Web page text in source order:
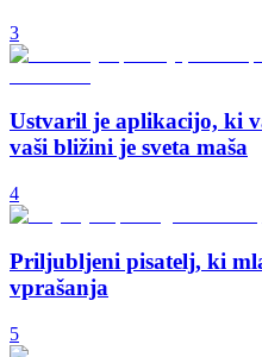
3
Ustvaril je aplikacijo, ki
vaši bližini je sveta maša
4
Priljubljeni pisatelj, ki
vprašanja
5